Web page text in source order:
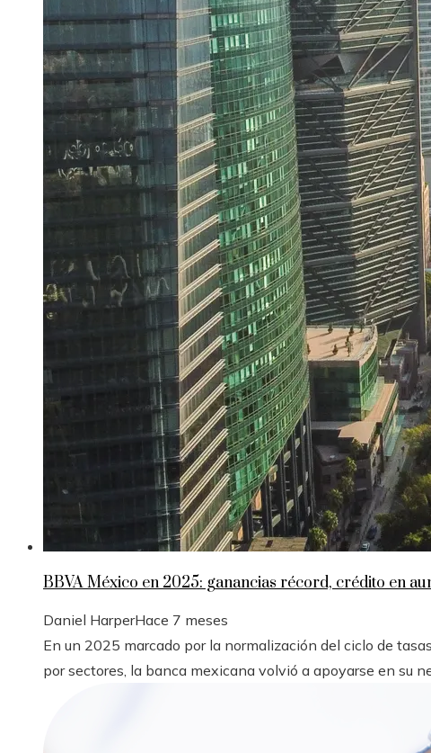
BBVA México en 2025: ganancias récord, crédito en
Daniel HarperHace 7 meses
En un 2025 marcado por la normalización del ciclo de
por sectores, la banca mexicana volvió a apoyarse en su